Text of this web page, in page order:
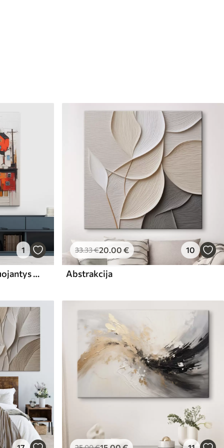
1
Abstraktūs nameliai, imituojantys teptuko potėpį
33.33€20.00 € 10
Abstrakcija